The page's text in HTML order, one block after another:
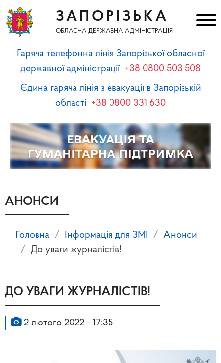
ЗАПОРІЗЬКА
ОБЛАСНА ДЕРЖАВНА АДМІНІСТРАЦІЯ
Гаряча телефонна лінія Запорізької обласної
державної адміністрації +38 0800 503 508
Єдина гаряча лінія з евакуації в Запорізькій
області +38 0800 331 630
АНОНСИ
Головна Інформація для ЗМІ
Анонси
До уваги журналістів!
ДО УВАГИ ЖУРНАЛІСТІВ!
2 лютого 2022 - 17:35